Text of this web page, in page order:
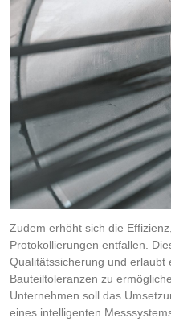
Zudem erhöht sich die
Protokollierungen entfallen.
Qualitätssicherung und
Bauteiltoleranzen zu
Unternehmen soll das
eines intelligenten